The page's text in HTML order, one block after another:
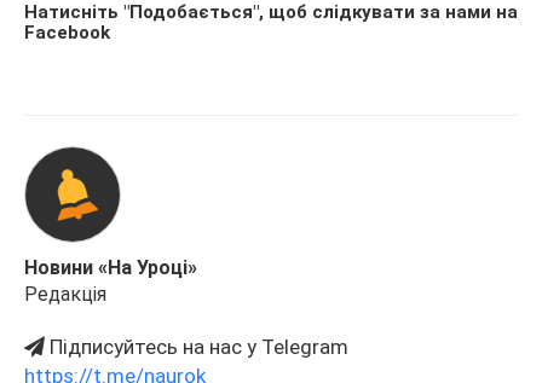
Натисніть "Подобається", щоб слідкувати за нами на
Facebook
Новини «На Уроці»
Редакція
Підписуйтесь на нас у Telegram
https://t.me/naurok